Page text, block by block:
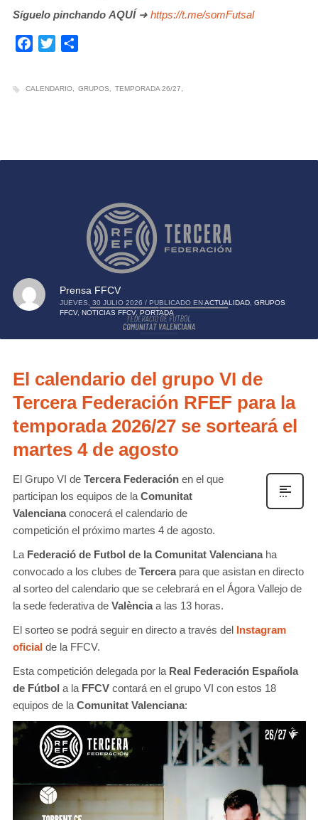
Síguelo pinchando AQUÍ➜ https://t.me/somFutsal
Facebook
Twitter
CALENDARIO GRUPOS TEMPORADA 26/27
Prensa FFCV
JUEVES, 30 JULIO 2026 / PUBLICADO EN ACTUALIDAD, GRUPOS
FFCV, NOTICIAS FFCV, PORTADA
El calendario del grupo VI de
Tercera Federación RFEF para la
temporada 2026/27 se sorteará el
martes 4 de agosto
El Grupo VI de Tercera Federaciónen el que
participan los equipos de la Comunitat
Valencianaconocerá el calendario de
competición el próximo martes 4 de agosto.
La Federació de Futbol de la Comunitat Valencianaha
convocado a los clubes de Tercerapara que asistan en directo
al sorteo del calendario que se celebrará en el Ágora Vallejo de
la sede federativa de Valènciaa las 13 horas.
El sorteo se podrá seguir en directo a través del Instagram
oficial de la FFCV.
Esta competición delegada por la Real Federación Española
de Fútbol a la FFCVcontará en el grupo VI con estos 18
equipos de la Comunitat Valenciana: